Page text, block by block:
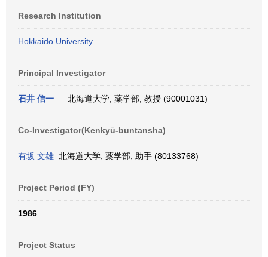
Research Institution
Hokkaido University
Principal Investigator
石井 信一 北海道大学, 薬学部, 教授 (90001031)
Co-Investigator(Kenkyū-buntansha)
有坂 文雄 北海道大学, 薬学部, 助手 (80133768)
Project Period (FY)
1986
Project Status